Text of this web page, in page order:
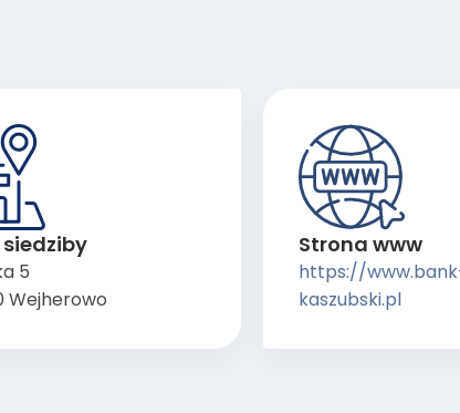
5
Wejherowo
Strona www
https://
kaszubski.pl